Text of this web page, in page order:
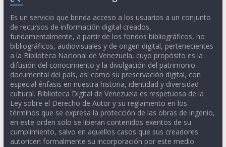
Es un servicio que brinda acceso a los usuarios a un conjunto
de recursos de información digital creados,
fundamentalmente, a partir de los fondos bibliográficos, no
bibliográficos, audiovisuales y de origen digital, pertenecientes
a la Biblioteca Nacional de Venezuela, cuyo propósito es la
difusión del conocimiento y la divulgación del patrimonio
documental del país, así como su preservación digital, con
especial énfasis en nuestra historia, identidad y diversidad
cultural. Biblioteca Digital de Venezuela es respetuosa de la
Ley sobre el Derecho de Autor y su reglamento en los
términos que se expresa la protección de las obras de ingenio,
en este orden solo se liberan contenidos exentos de su
cumplimiento, salvo en aquellos casos que sus creadores
autoricen formalmente su incorporación por este medio